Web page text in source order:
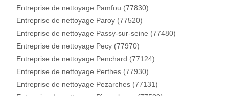
Entreprise de nettoyage Pamfou (77830)
Entreprise de nettoyage Paroy (77520)
Entreprise de nettoyage Passy-sur-seine (77480)
Entreprise de nettoyage Pecy (77970)
Entreprise de nettoyage Penchard (77124)
Entreprise de nettoyage Perthes (77930)
Entreprise de nettoyage Pezarches (77131)